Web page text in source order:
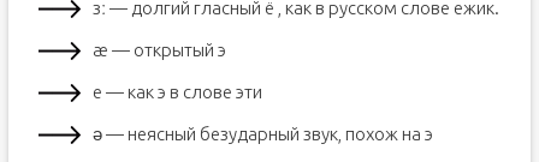
зː — долгий гласный ё , как в русском слове ежик.
æ — открытый э
e — как э в слове эти
ə — неясный безударный звук, похож на э